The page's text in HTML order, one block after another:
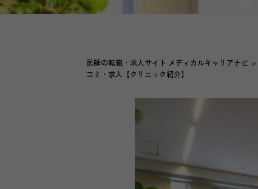
医師の転職・求人サイト メディカルキャリアナビ
コミ・求人【クリニック紹介】